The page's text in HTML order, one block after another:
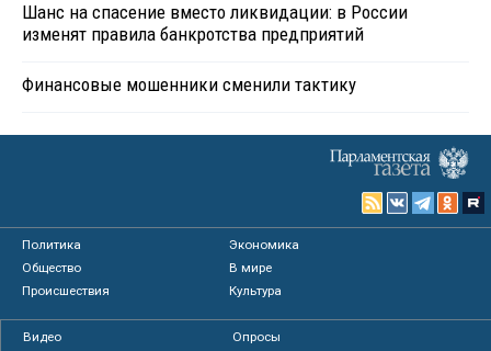
Шанс на спасение вместо ликвидации: в России
изменят правила банкротства предприятий
Финансовые мошенники сменили тактику
Политика
Экономика
Общество
В мире
Происшествия
Культура
Видео
Опросы